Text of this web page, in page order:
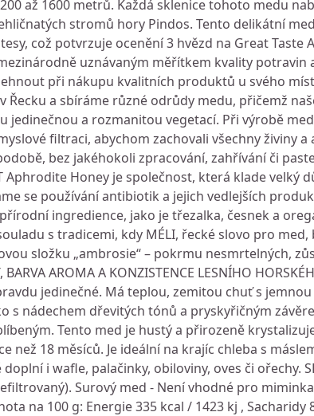
až 1600 metrů. Každá sklenice tohoto medu
stromů hory Pindos. Tento delikátní
což potvrzuje ocenění 3 hvězd na Great Taste
uznávaným měřítkem kvality potravin
při nákupu kvalitních produktů u svého
v Řecku a sbíráme různé odrůdy medu, přičemž
jedinečnou a rozmanitou vegetací. Při výrobě
filtraci, abychom zachovali všechny živiny a
bez jakéhokoli zpracování, zahřívání či
Aphrodite Honey je společnost, která klade velký
se používání antibiotik a jejich vedlejších
ingredience, jako je třezalka, česnek a
s tradicemi, kdy MÉLI, řecké slovo pro med,
složku „ambrosie“ – pokrmu nesmrtelných,
AROMA A KONZISTENCE LESNÍHO
jedinečné. Má teplou, zemitou chuť s
nádechem dřevitých tónů a pryskyřičným
Tento med je hustý a přirozeně
18 měsíců. Je ideální na krajíc chleba s
i wafle, palačinky, obiloviny, oves či ořechy.
Surový med - Není vhodné pro
na 100 g: Energie 335 kcal / 1423 kj , Sacharidy